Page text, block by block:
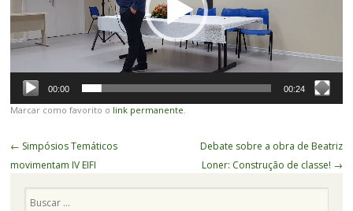
00:00 00:24
Marcar como favorito o link permanente
Navegação
de
← Simpósios Temáticos
movimentam IV EIFI
Debate sobre a obra de Beatriz
Loner: Construção de classe! →